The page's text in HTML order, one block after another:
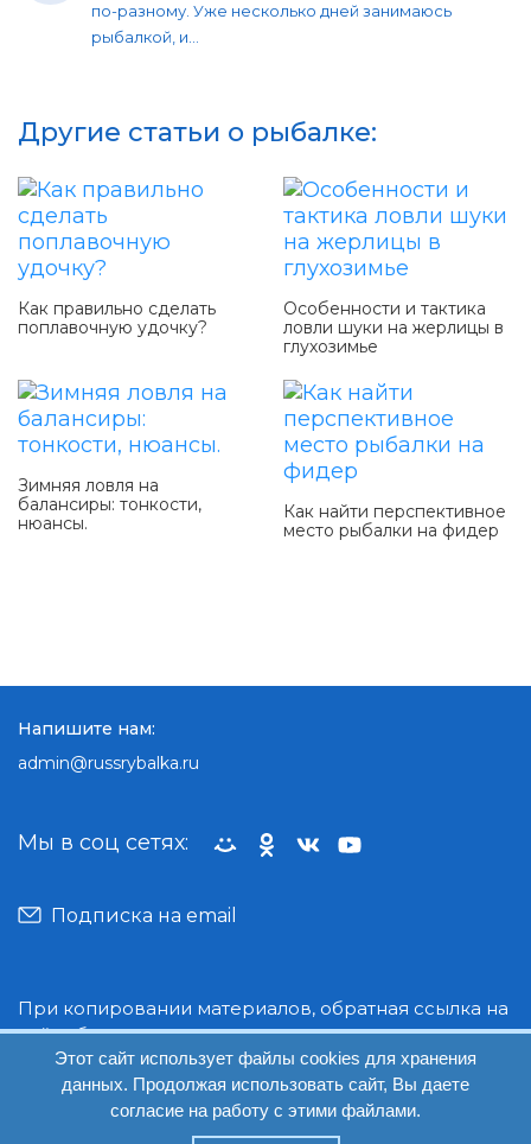
по-разному. Уже несколько дней занимаюсь
рыбалкой, и...
Другие статьи о рыбалке:
Как правильно сделать
поплавочную удочку?
Особенности и тактика
ловли шуки на жерлицы в
глухозимье
Зимняя ловля на
балансиры: тонкости,
нюансы.
Как найти перспективное
место рыбалки на фидер
При копировании материалов, обратная ссылка на
сайт обязательна.
© Руссрыбалка: 2018-2026
Мы в соц сетях:
Подписка на email
Напишите нам:
admin@russrybalka.ru
Этот сайт использует файлы cookies для хранения
данных. Продолжая использовать сайт, Вы даете
согласие на работу с этими файлами.